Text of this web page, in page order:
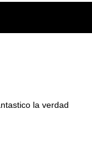
la verdad